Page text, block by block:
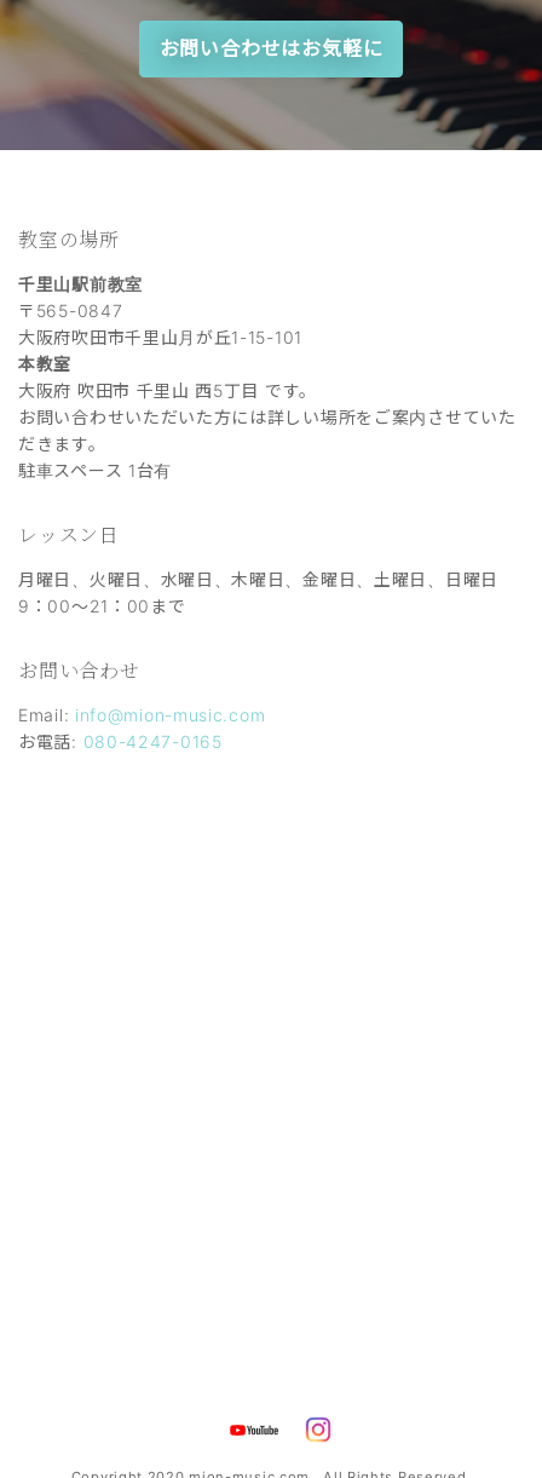
お問い合わせはお気軽に
教室の場所
千里山駅前教室
〒565-0847
大阪府吹田市千里山月が丘1-15-101
本教室
大阪府 吹田市 千里山 西5丁目 です。
お問い合わせいただいた方には詳しい場所をご案内させていた
だきます。
駐車スペース 1台有
レッスン日
月曜日、火曜日、水曜日、木曜日、金曜日、土曜日、日曜日
9：00～21：00まで
お問い合わせ
Email: info@mion-music.com
お電話: 080-4247-0165